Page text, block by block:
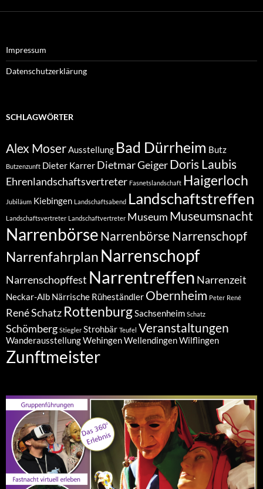
Impressum
Datenschutzerklärung
SCHLAGWÖRTER
Alex MoserAusstellung Bad Dürrheim Butz
Butzenzunft Dieter Karrer Dietmar GeigerDoris Laubis
Ehrenlandschaftsvertreter Fasnetslandschaft Haigerloch
Jubiläum Kiebingen Landschaftsabend Landschaftstreffen
Landschaftsvertreter Landschaftvertreter Museum Museumsnacht
Narrenbörse Narrenbörse Narrenschopf
Narrenfahrplan Narrenschopf
Narrenschopffest Narrentreffen Narrenzeit
Neckar-Alb Närrische Rüheständler Obernheim Peter René
René Schatz RottenburgSachsenheim Schatz
Schömberg Stiegler Strohbär Teufel Veranstaltungen
WanderausstellungWehingenWellendingenWilflingen
Zunftmeister